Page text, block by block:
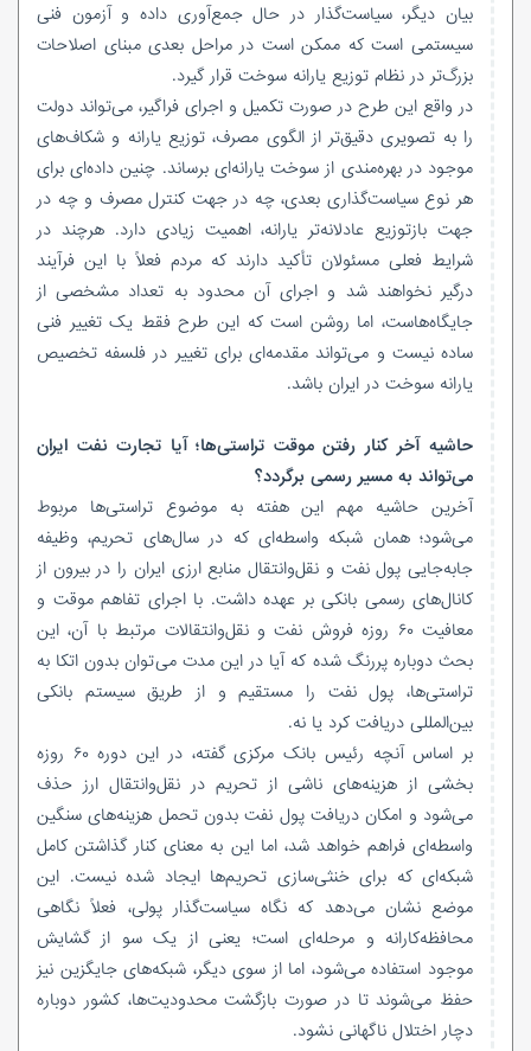
بیان دیگر، سیاست‌گذار در حال جمع‌آوری داده و آزمون فنی
سیستمی است که ممکن است در مراحل بعدی مبنای اصلاحات
بزرگ‌تر در نظام توزیع یارانه سوخت قرار گیرد.
در واقع این طرح در صورت تکمیل و اجرای فراگیر، می‌تواند دولت
را به تصویری دقیق‌تر از الگوی مصرف، توزیع یارانه و شکاف‌های
موجود در بهره‌مندی از سوخت یارانه‌ای برساند. چنین داده‌ای برای
هر نوع سیاست‌گذاری بعدی، چه در جهت کنترل مصرف و چه در
جهت بازتوزیع عادلانه‌تر یارانه، اهمیت زیادی دارد. هرچند در
شرایط فعلی مسئولان تأکید دارند که مردم فعلاً با این فرآیند
درگیر نخواهند شد و اجرای آن محدود به تعداد مشخصی از
جایگاه‌هاست، اما روشن است که این طرح فقط یک تغییر فنی
ساده نیست و می‌تواند مقدمه‌ای برای تغییر در فلسفه تخصیص
یارانه سوخت در ایران باشد.
حاشیه آخر کنار رفتن موقت تراستی‌ها؛ آیا تجارت نفت ایران
می‌تواند به مسیر رسمی برگردد؟
آخرین حاشیه مهم این هفته به موضوع تراستی‌ها مربوط
می‌شود؛ همان شبکه واسطه‌ای که در سال‌های تحریم، وظیفه
جابه‌جایی پول نفت و نقل‌وانتقال منابع ارزی ایران را در بیرون از
کانال‌های رسمی بانکی بر عهده داشت. با اجرای تفاهم موقت و
معافیت ۶۰ روزه فروش نفت و نقل‌وانتقالات مرتبط با آن، این
بحث دوباره پررنگ شده که آیا در این مدت می‌توان بدون اتکا به
تراستی‌ها، پول نفت را مستقیم و از طریق سیستم بانکی
بین‌المللی دریافت کرد یا نه.
بر اساس آنچه رئیس بانک مرکزی گفته، در این دوره ۶۰ روزه
بخشی از هزینه‌های ناشی از تحریم در نقل‌وانتقال ارز حذف
می‌شود و امکان دریافت پول نفت بدون تحمل هزینه‌های سنگین
واسطه‌ای فراهم خواهد شد، اما این به معنای کنار گذاشتن کامل
شبکه‌ای که برای خنثی‌سازی تحریم‌ها ایجاد شده نیست. این
موضع نشان می‌دهد که نگاه سیاست‌گذار پولی، فعلاً نگاهی
محافظه‌کارانه و مرحله‌ای است؛ یعنی از یک سو از گشایش
موجود استفاده می‌شود، اما از سوی دیگر، شبکه‌های جایگزین نیز
حفظ می‌شوند تا در صورت بازگشت محدودیت‌ها، کشور دوباره
دچار اختلال ناگهانی نشود.